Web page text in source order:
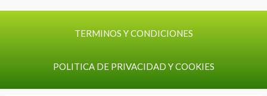
TERMINOS Y CONDICIONES
POLITICA DE PRIVACIDAD Y COOKIES